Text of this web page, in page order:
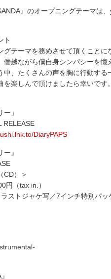
』のオープニングテーマは
ト
グテーマを務めさせて頂くこと
僭越ながら僕自身シンパシーを
中、たくさんの声を胸に行動す
楽しんで頂けましたら幸いです。
」
RELEASE
DiaryPAPS
』
CD）＞
円（tax in.）
ストジャケ写／7インチ特別パッ